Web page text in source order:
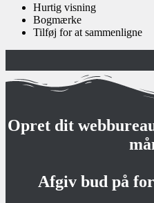
Hurtig visning
Bogmærke
Tilføj for at sammenligne
Opret dit
Afgiv bud på